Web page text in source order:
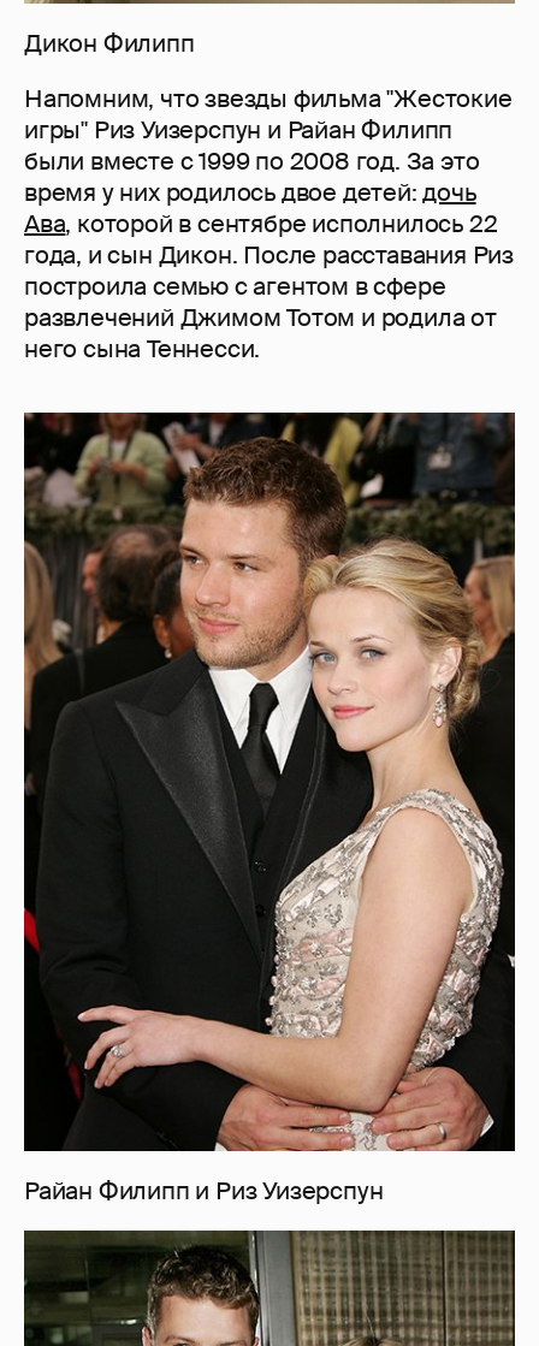
Дикон Филипп
Напомним, что звезды фильма "Жестокие
игры" Риз Уизерспун и Райан Филипп
были вместе с 1999 по 2008 год. За это
время у них родилось двое детей:дочь
Ава, которой в сентябре исполнилось 22
года, и сын Дикон. После расставания Риз
построила семью с агентом в сфере
развлечений Джимом Тотом и родила от
него сына Теннесси.
Райан Филипп и Риз Уизерспун